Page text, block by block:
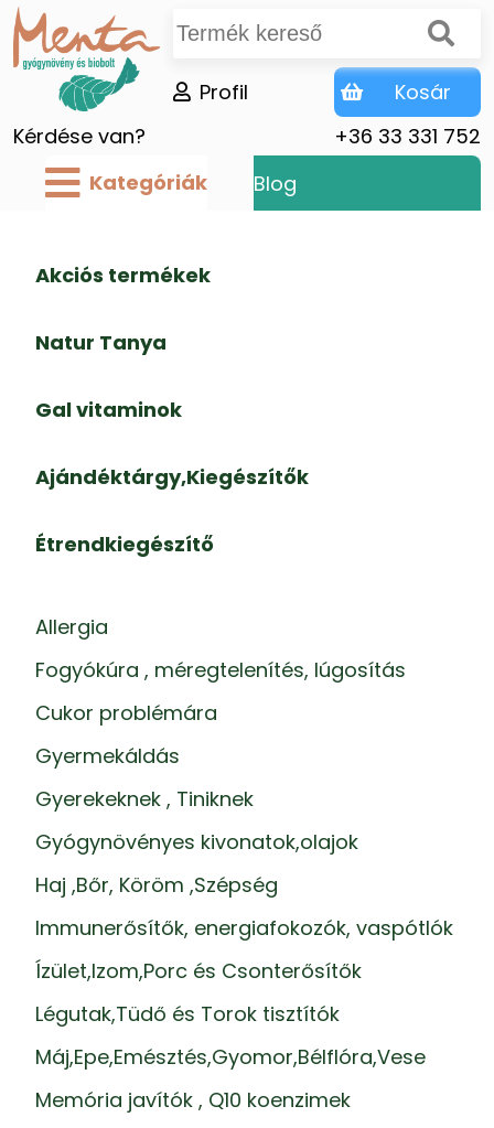
Kérdése van? +36 33 331 752
Profil Kosár
Kategóriák Blog
Akciós termékek
Natur Tanya
Gal vitaminok
Ajándéktárgy,Kiegészítők
Étrendkiegészítő
Allergia
Fogyókúra , méregtelenítés, lúgosítás
Cukor problémára
Gyermekáldás
Gyerekeknek , Tiniknek
Gyógynövényes kivonatok,olajok
Haj ,Bőr, Köröm ,Szépség
Immunerősítők, energiafokozók, vaspótlók
Ízület,Izom,Porc és Csonterősítők
Légutak,Tüdő és Torok tisztítók
Máj,Epe,Emésztés,Gyomor,Bélflóra,Vese
Memória javítók , Q10 koenzimek